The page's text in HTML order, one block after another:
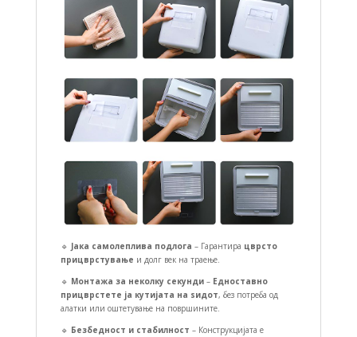
🔹 Јака самолеплива подлога – Гарантира цврсто
прицврстување и долг век на траење.
🔹 Монтажа за неколку секунди– Едноставно
прицврстете ја кутијата на ѕидот, без потреба од
алатки или оштетување на површините.
🔹 Безбедност и стабилност – Конструкцијата е